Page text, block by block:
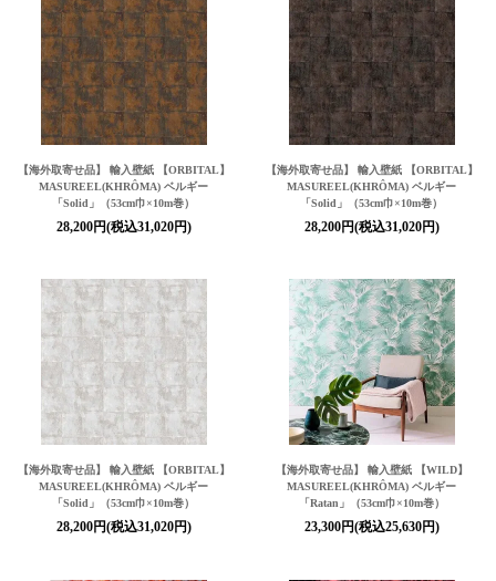
【海外取寄せ品】 輸入壁紙 【ORBITAL】
MASUREEL(KHRÔMA) ベルギー
「Solid」（53cm巾×10m巻）
28,200円(税込31,020円)
【海外取寄せ品】 輸入壁紙 【ORBITAL】
MASUREEL(KHRÔMA) ベルギー
「Solid」（53cm巾×10m巻）
28,200円(税込31,020円)
【海外取寄せ品】 輸入壁紙 【ORBITAL】
MASUREEL(KHRÔMA) ベルギー
「Solid」（53cm巾×10m巻）
28,200円(税込31,020円)
【海外取寄せ品】 輸入壁紙 【WILD】
MASUREEL(KHRÔMA) ベルギー
「Ratan」（53cm巾×10m巻）
23,300円(税込25,630円)